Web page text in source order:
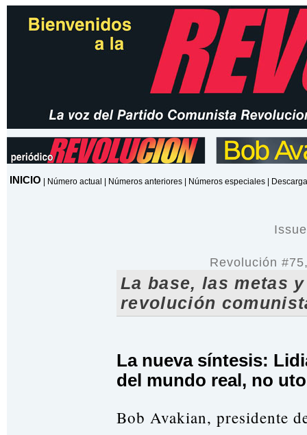
INICIO Número actual Números anteriores Números especiales
Revolución
La base, las metas
revolución
La nueva síntesis:
del mundo real, no
Bob Avakian, presidente